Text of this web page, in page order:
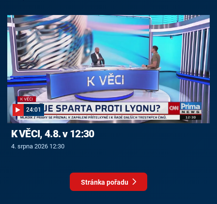
24:01
K VĚCI, 4.8. v 12:30
4. srpna 2026 12:30
Stránka pořadu